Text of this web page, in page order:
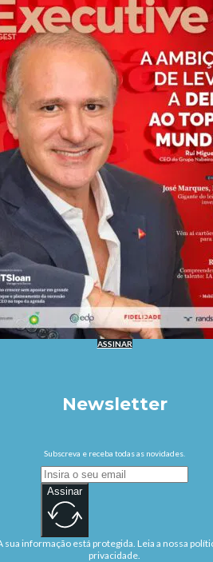
ASSINAR
Newsletter
Subscreva e receba todas as novidades.
Assinar
sua informação está protegida. Leia a nossa
privacidade.